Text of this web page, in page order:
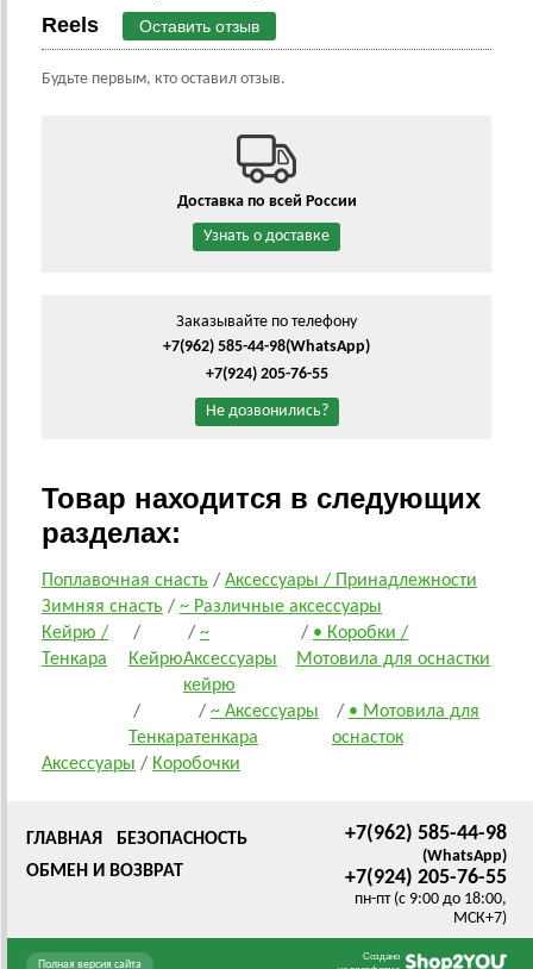
Reels
Оставить отзыв
Будьте первым, кто оставил отзыв.
Доставка по всей России
Узнать о доставке
Заказывайте по телефону
+7(962) 585-44-98(WhatsApp)
+7(924) 205-76-55
Не дозвонились?
Товар находится в следующих
разделах:
Поплавочная снасть / Аксессуары / Принадлежности
Зимняя снасть / ~ Различные аксессуары
Кейрю /
Тенкара
/
Кейрю
/ ~
Аксессуары
кейрю
/ • Коробки /
Мотовила для оснастки
/
Тенкара
/ ~ Аксессуары
тенкара
/ • Мотовила для
оснасток
Аксессуары / Коробочки
+7(962) 585-44-98
(WhatsApp)
+7(924) 205-76-55
пн-пт (с 9:00 до 18:00,
МСК+7)
ГЛАВНАЯ
БЕЗОПАСНОСТЬ
ОБМЕН И ВОЗВРАТ
Создано
Полная версия сайта